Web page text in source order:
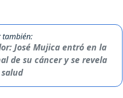
también:
José Mujica entró en la
de su cáncer y se revela